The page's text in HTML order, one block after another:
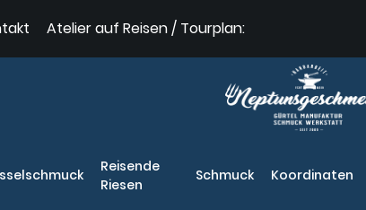
Atelier auf Reisen / Tourplan:
Reisende
Riesen
Schmuck Koordinaten